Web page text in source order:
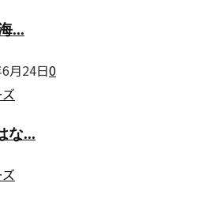
...
月24日0
な...